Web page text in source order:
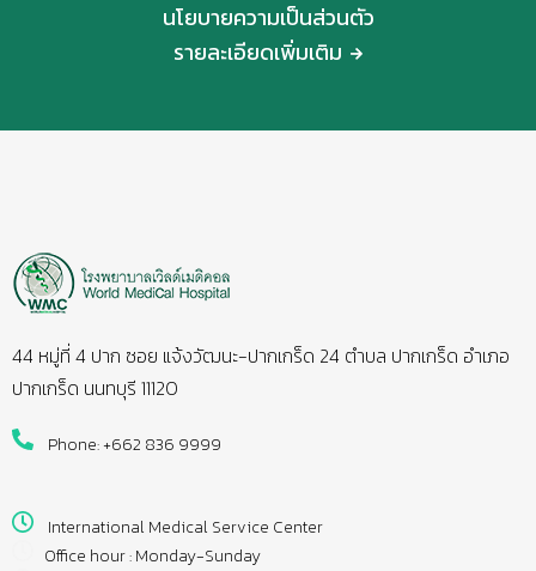
นโยบายความเป็นส่วนตัว
รายละเอียดเพิ่มเติม
44 หมู่ที่ 4 ปาก ซอย แจ้งวัฒนะ-ปากเกร็ด 24 ตำบล ปากเกร็ด อำเภอ
ปากเกร็ด นนทบุรี 11120
Phone: +662 836 9999
International Medical Service Center
Office hour : Monday-Sunday